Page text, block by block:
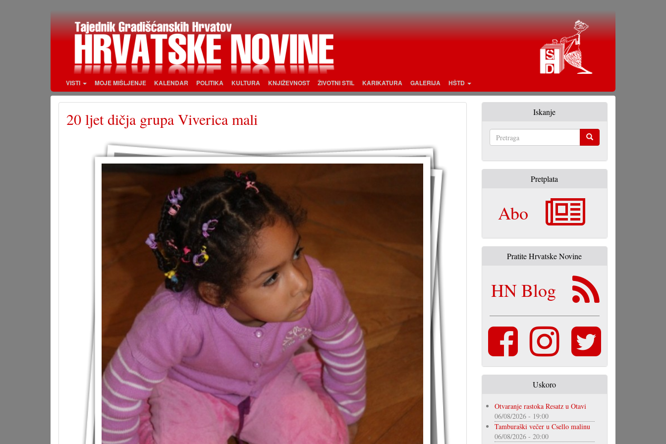
VISTI MOJE MIŠLJENJE KALENDAR POLITIKA KULTURA KNJIŽEVNOST ŽIVOTNI STIL KARIKATURA GALERIJA HŠTD
20 ljet dičja grupa Viverica mali Iskanje
Pretplata
Abo
Pratite Hrvatske Novine
HN Blog
Uskoro
Otvaranje rastoka Resatz u Otavi
06/08/2026 - 19:00
Tamburaški večer u Csello malinu
06/08/2026 - 20:00